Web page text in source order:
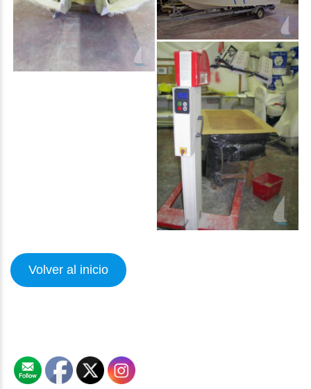
Volver al inicio